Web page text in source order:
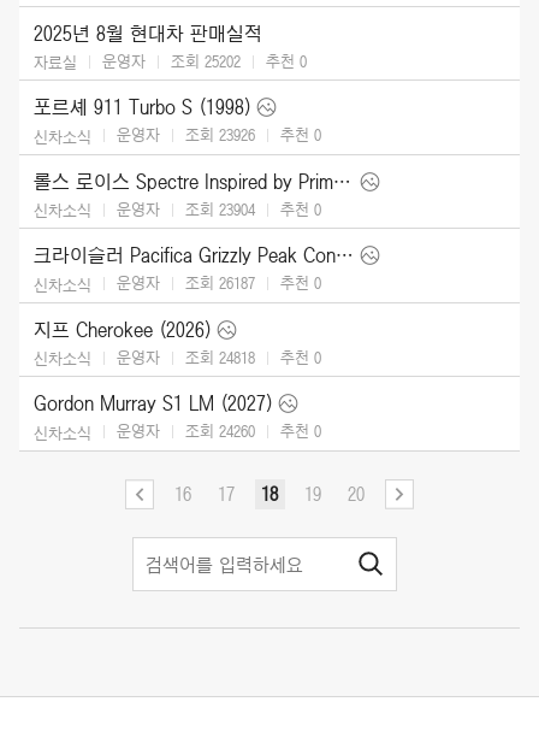
2025년 8월 현대차 판매실적
자료실 운영자 조회 25202 추천 0
포르셰 911 Turbo S (1998)
신차소식 운영자 조회 23926 추천 0
롤스 로이스 Spectre Inspired by Primavera (2026)
신차소식 운영자 조회 23904 추천 0
크라이슬러 Pacifica Grizzly Peak Concept (2025)
신차소식 운영자 조회 26187 추천 0
지프 Cherokee (2026)
신차소식 운영자 조회 24818 추천 0
Gordon Murray S1 LM (2027)
신차소식 운영자 조회 24260 추천 0
16 17 18 19 20